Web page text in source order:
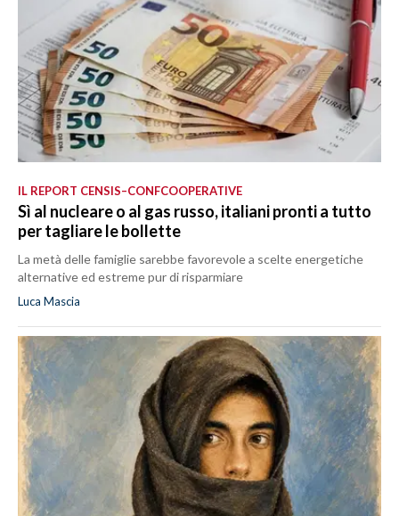
IL REPORT CENSIS–CONFCOOPERATIVE
Sì al nucleare o al gas russo, italiani pronti a tutto
per tagliare le bollette
La metà delle famiglie sarebbe favorevole a scelte energetiche
alternative ed estreme pur di risparmiare
Luca Mascia